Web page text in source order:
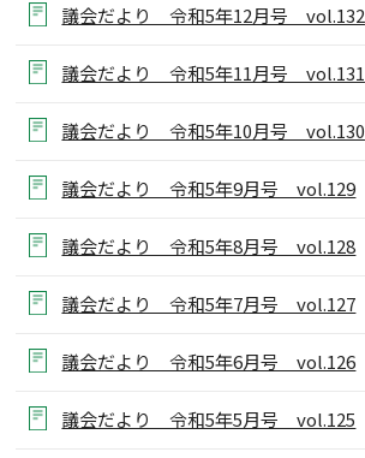
議会だより 令和5年12月号 vol.132
議会だより 令和5年11月号 vol.131
議会だより 令和5年10月号 vol.130
議会だより 令和5年9月号 vol.129
議会だより 令和5年8月号 vol.128
議会だより 令和5年7月号 vol.127
議会だより 令和5年6月号 vol.126
議会だより 令和5年5月号 vol.125